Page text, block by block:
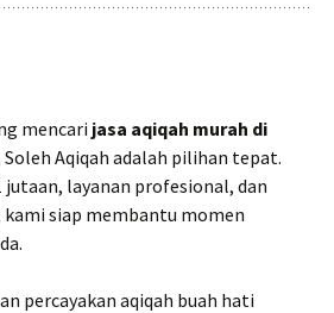
mencari jasa aqiqah murah di
Soleh Aqiqah adalah pilihan tepat.
jutaan, layanan profesional, dan
kami siap membantu momen
percayakan aqiqah buah hati